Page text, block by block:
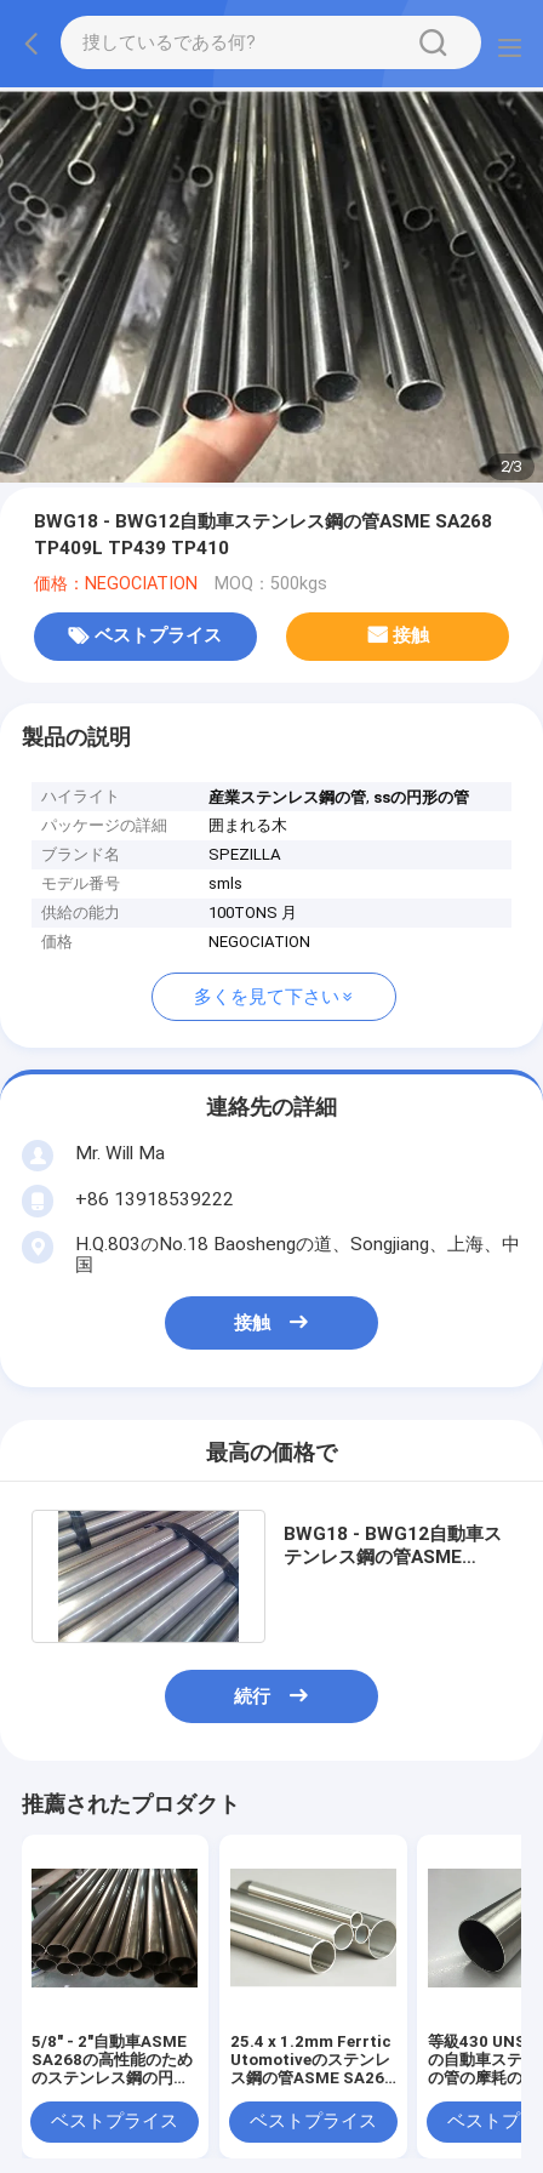
2/3
BWG18 - BWG12自動車ステンレス鋼の管ASME SA268
TP409L TP439 TP410
価格：NEGOCIATION MOQ：500kgs
ベストプライス 接触
製品の説明
ハイライト 産業ステンレス鋼の管, ssの円形の管
パッケージの詳細
囲まれる木
ブランド名
SPEZILLA
モデル番号
smls
供給の能力
100TONS 月
価格
NEGOCIATION
多くを見て下さい
連絡先の詳細
Mr. Will Ma
+86 13918539222
H.Q.803のNo.18 Baoshengの道、Songjiang、上海、中
国
接触
最高の価格で
BWG18 - BWG12自動車ス
テンレス鋼の管ASME
続行
推薦されたプロダクト
5/8" - 2"自動車ASME
SA268の高性能のため
のステンレス鋼の円形
ベストプライス
25.4 x 1.2mm Ferrtic
Utomotiveのステンレ
ス鋼の管ASME SA268
ベストプライス
等級430 UNS
の自動車ステン
の管の摩耗の耐
ベストプラ